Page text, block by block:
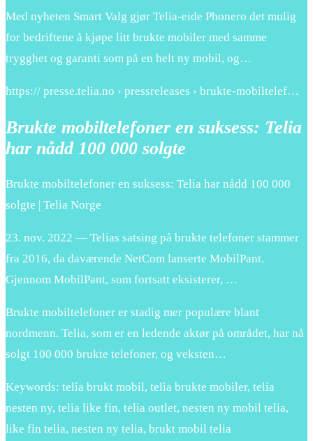
Med nyheten Smart Valg gjør Telia-eide Phonero det mulig
for bedriftene å kjøpe litt brukte mobiler med samme
trygghet og garanti som på en helt ny mobil, og…
https:// presse.telia.no › pressreleases › brukte-mobiltelef…
Brukte mobiltelefoner en suksess: Telia
har nådd 100 000 solgte
Brukte mobiltelefoner en suksess: Telia har nådd 100 000
solgte | Telia Norge
23. nov. 2022 — Telias satsing på brukte telefoner stammer
fra 2016, da daværende NetCom lanserte MobilPant.
Gjennom MobilPant, som fortsatt eksisterer, …
Brukte mobiltelefoner er stadig mer populære blant
nordmenn. Telia, som er en ledende aktør på området, har nå
solgt 100 000 brukte telefoner, og veksten…
Keywords: telia brukt mobil, telia brukte mobiler, telia
nesten ny, telia like fin, telia outlet, nesten ny mobil telia,
like fin telia, nesten ny telia, brukt mobil telia